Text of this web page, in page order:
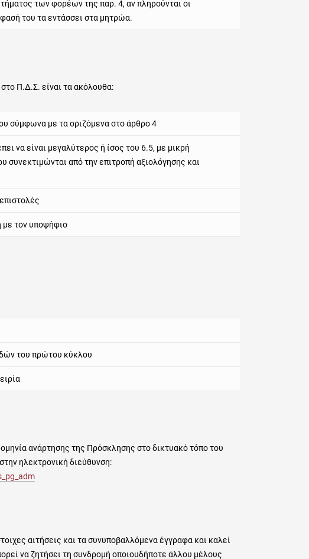
των φορέων της παρ. 4, αν πληρούνται οι
του τα εντάσσει στα μητρώα.
στο Π.Δ.Σ. είναι τα ακόλουθα:
σύμφωνα με τα οριζόμενα στο άρθρο 4
να είναι μεγαλύτερος ή ίσος του 6.5, με μικρή
συνεκτιμώνται από την επιτροπή αξιολόγησης και
με τον υποψήφιο
του πρώτου κύκλου
ανάρτησης της Πρόσκλησης στο δικτυακό τόπο του
ηλεκτρονική διεύθυνση:
αιτήσεις και τα συνυποβαλλόμενα έγγραφα και καλεί
να ζητήσει τη συνδρομή οποιουδήποτε άλλου μέλους